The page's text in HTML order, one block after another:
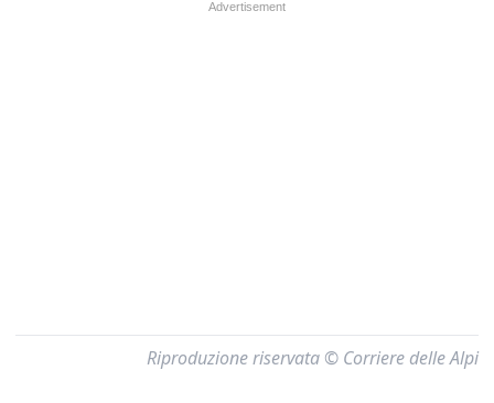
Riproduzione riservata © Corriere delle Alpi